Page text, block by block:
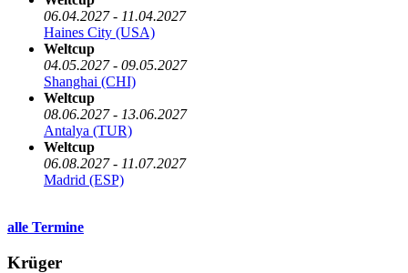
06.04.2027 - 11.04.2027
Haines City (USA)
Weltcup
04.05.2027 - 09.05.2027
Shanghai (CHI)
Weltcup
08.06.2027 - 13.06.2027
Antalya (TUR)
Weltcup
06.08.2027 - 11.07.2027
Madrid (ESP)
alle Termine
Krüger